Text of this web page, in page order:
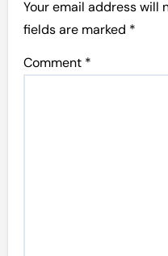
Your email address will
fields are marked *
Comment *